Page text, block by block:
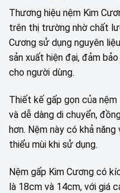
Thương hiệu nệm Kim
trên thị trường nhờ chất
Cương sử dụng nguyên
sản xuất hiện đại, đảm
cho người dùng.
Thiết kế gấp gọn của
và dễ dàng di chuyển,
hơn. Nệm này có khả
thiểu mùi khi sử dụng.
Nệm gấp Kim Cương có
là 18cm và 14cm, với giá